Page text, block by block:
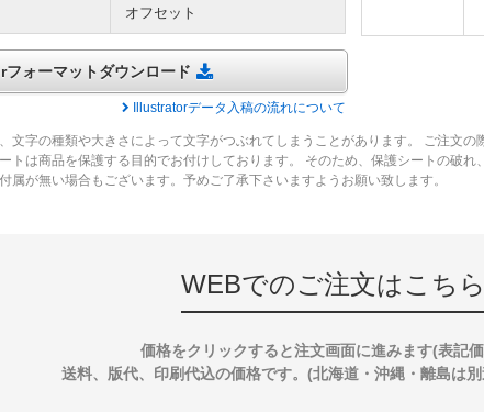
オフセット
ォーマットダウンロード
Illustratorデータ入稿の流れについて
字の種類や大きさによって文字がつぶれてしまうことがあります。 ご注文の
は商品を保護する目的でお付けしております。 そのため、保護シートの破れ
属が無い場合もございます。予めご了承下さいますようお願い致します。
WEBでのご注文はこち
価格をクリックすると注文画面に進みます(表記
送料、版代、印刷代込の価格です。(北海道・沖縄・離島は